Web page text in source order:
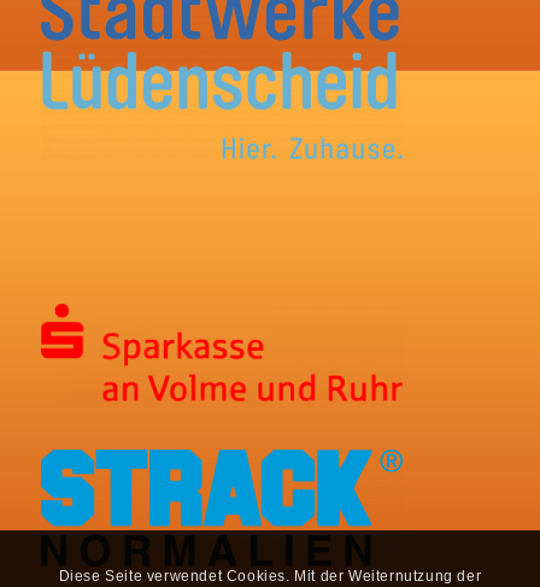
Diese Seite verwendet Cookies. Mit der Weiternutzung der